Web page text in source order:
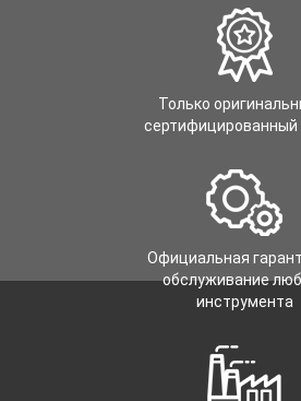
Только
сертифицированный
Официальная
обслуживание
инструмента